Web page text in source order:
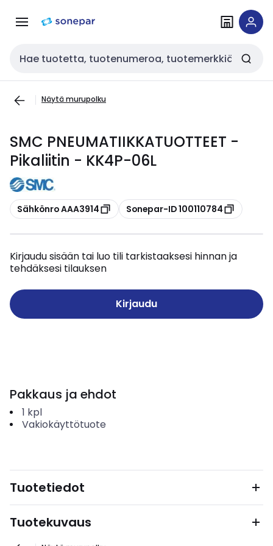
navigointiinsisältöön
Haku
Näytä murupolku
SMC PNEUMATIIKKATUOTTEET -
Pikaliitin - KK4P-06L
Kopioi
Sähkönro AAA3914 Kopioi
Sonepar-ID 100110784
Kirjaudu sisään tai luo tili tarkistaaksesi hinnan ja
tehdäksesi tilauksen
Kirjaudu
Pakkaus ja ehdot
1 kpl
Vakiokäyttötuote
Tuotetiedot
Tuotekuvaus